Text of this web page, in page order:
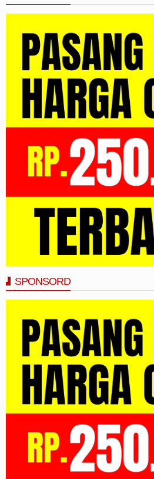
SPONSORD